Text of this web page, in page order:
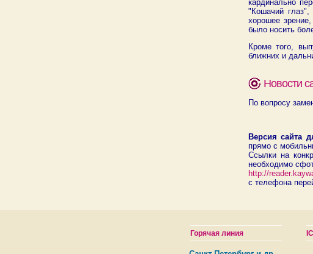
кардинально
"Кошачий
хорошее
было носить
Кроме того,
ближних и
Новости
По вопросу
Версия сайта
прямо с
Ссылки на
необходимо
http://
с телефона
Горячая линия